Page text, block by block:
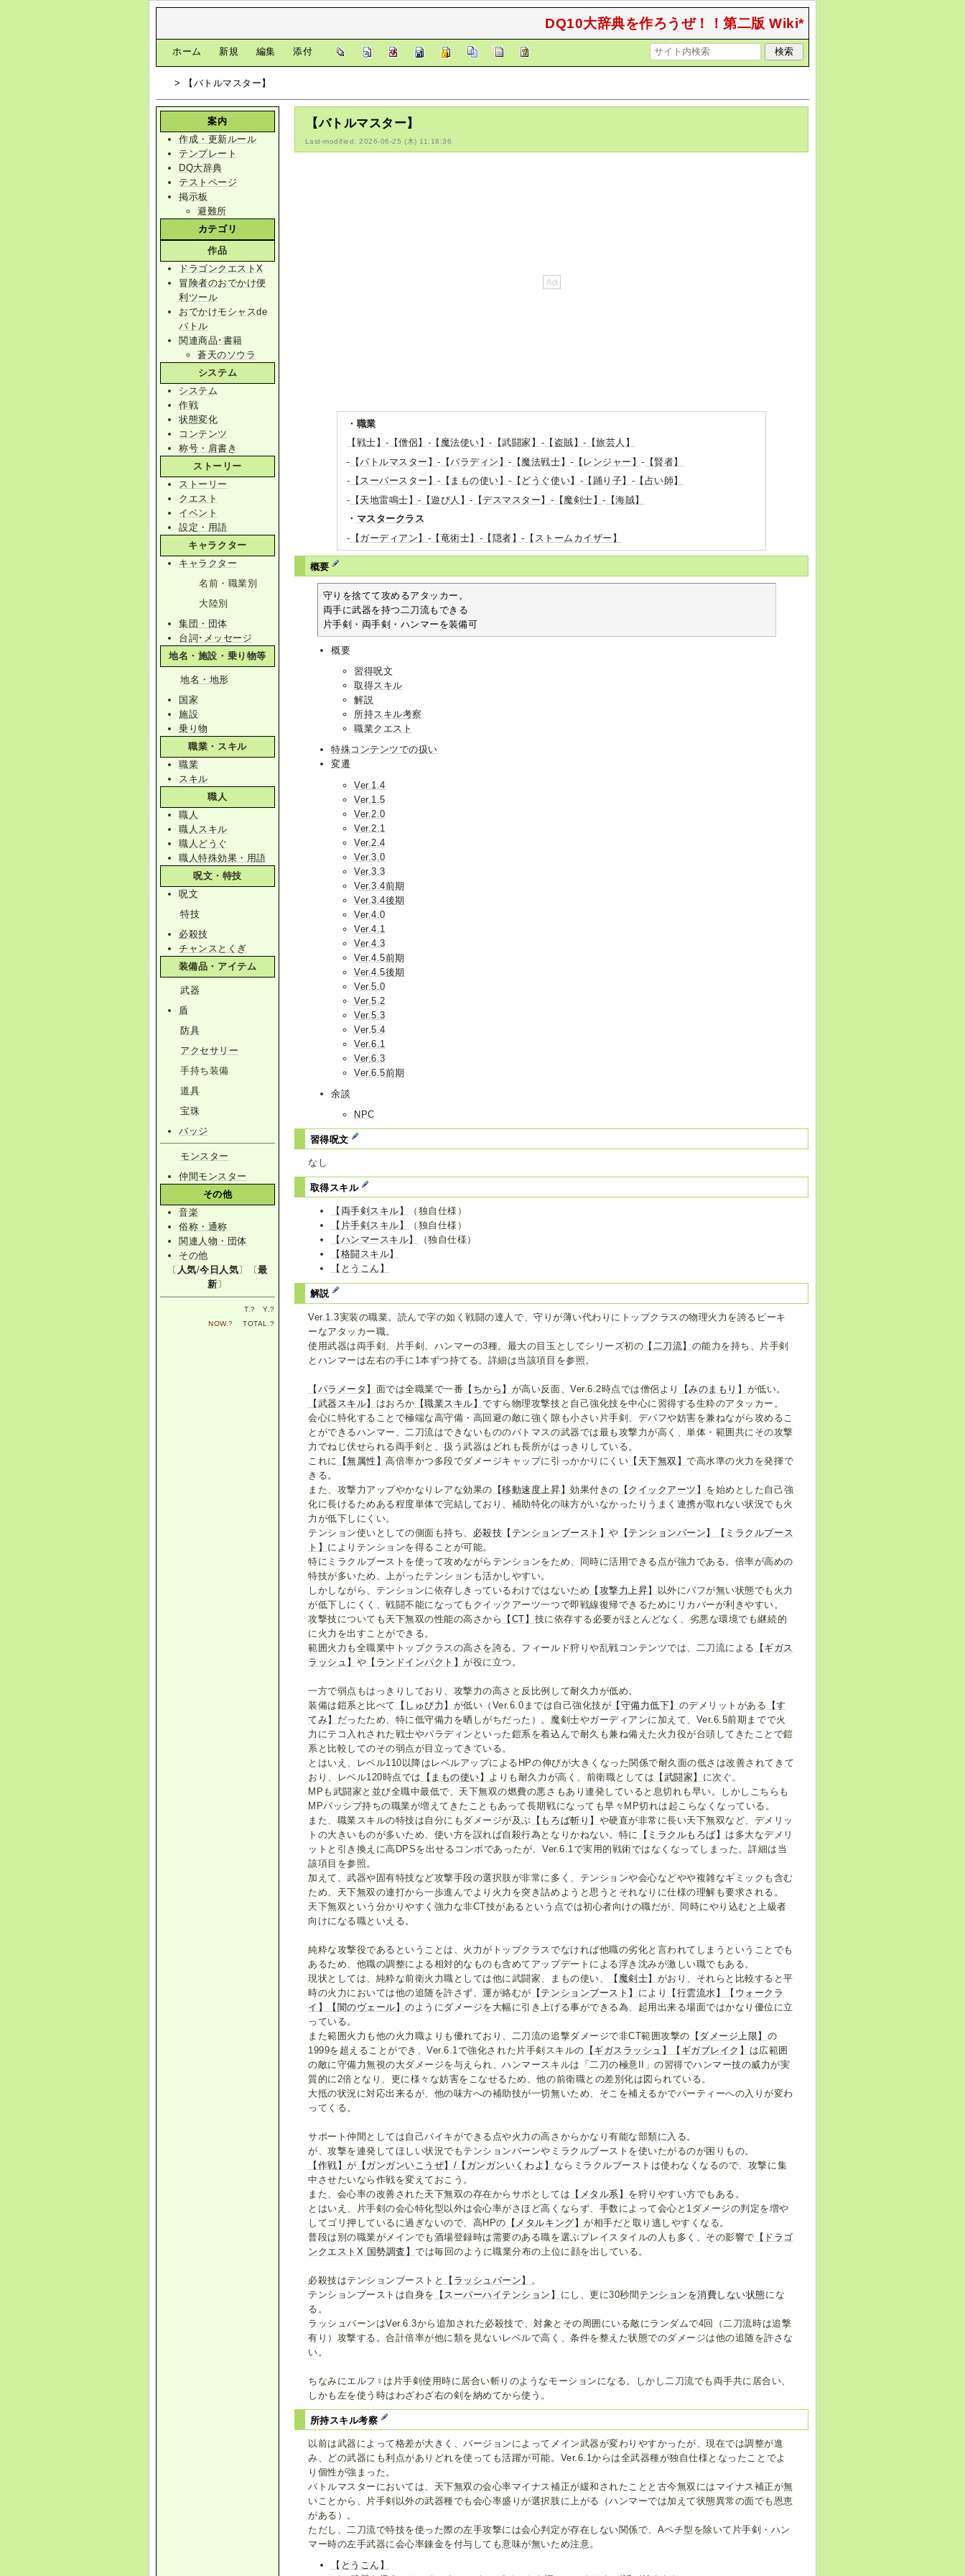
DQ10大辞典を作ろうぜ！！第二版 Wiki*
ホーム 新規 編集 添付
> 【バトルマスター】
【バトルマスター】
Last-modified: 2026-06-25 (木) 11:18:36
・ 職業
【戦士】- 【僧侶】 - 【魔法使い】- 【武闘家】 - 【盗賊】- 【旅芸人】
- 【バトルマスター】- 【パラディン】- 【魔法戦士】- 【レンジャー】- 【賢者】
- 【スーパースター】- 【まもの使い】- 【どうぐ使い】 - 【踊り子】 - 【占い師】
- 【天地雷鳴士】- 【遊び人】- 【デスマスター】- 【魔剣士】- 【海賊】
・ マスタークラス
- 【ガーディアン】 - 【竜術士】 - 【隠者】- 【ストームカイザー】
概要
守りを捨てて攻めるアタッカー。
両手に武器を持つ二刀流もできる
片手剣・両手剣・ハンマーを装備可
概要
習得呪文
取得スキル
解説
所持スキル考察
職業クエスト
特殊コンテンツでの扱い
変遷
Ver.1.4
Ver.1.5
Ver.2.0
Ver.2.1
Ver.2.4
Ver.3.0
Ver.3.3
Ver.3.4前期
Ver.3.4後期
Ver.4.0
Ver.4.1
Ver.4.3
Ver.4.5前期
Ver.4.5後期
Ver.5.0
Ver.5.2
Ver.5.3
Ver.5.4
Ver.6.1
Ver.6.3
Ver.6.5前期
余談
NPC
習得呪文
なし
取得スキル
【両手剣スキル】
（独自仕様）
【片手剣スキル】
（独自仕様）
【ハンマースキル】
（独自仕様）
【格闘スキル】
【とうこん】
解説
Ver.1.3実装の職業。読んで字の如く戦闘の達人で、守りが薄い代わりにトップクラスの物理火力を誇るピーキ
ーなアタッカー職。
使用武器は両手剣、片手剣、ハンマーの3種。最大の目玉としてシリーズ初の 【二刀流】 の能力を持ち、片手剣
とハンマーは左右の手に1本ずつ持てる。詳細は当該項目を参照。
【パラメータ】 面では全職業で一番 【ちから】 が高い反面、Ver.6.2時点では僧侶より 【みのまもり】 が低い。
【武器スキル】 はおろか 【職業スキル】ですら物理攻撃技と自己強化技を中心に習得する生粋のアタッカー。
会心に特化することで極端な高守備・高回避の敵に強く隙も小さい片手剣、デバフや妨害を兼ねながら攻めるこ
とができるハンマー、二刀流はできないもののバトマスの武器では最も攻撃力が高く、単体・範囲共にその攻撃
力でねじ伏せられる両手剣と、扱う武器はどれも長所がはっきりしている。
これに
【無属性】高倍率かつ多段でダメージキャップに引っかかりにくい 【天下無双】で高水準の火力を発揮で
きる。
また、攻撃力アップやかなりレアな効果の 【移動速度上昇】効果付きの 【クイックアーツ】 を始めとした自己強
化に長けるためある程度単体で完結しており、補助特化の味方がいなかったりうまく連携が取れない状況でも火
力が低下しにくい。
テンション使いとしての側面も持ち、 必殺技 【テンションブースト】や 【テンションバーン】
【ミラクルブース
ト】 によりテンションを得ることが可能。
特にミラクルブーストを使って攻めながらテンションをため、同時に活用できる点が強力である。倍率が高めの
特技が多いため、上がったテンションも活かしやすい。
しかしながら、テンションに依存しきっているわけではないため 【攻撃力上昇】
以外にバフが無い状態でも火力
が低下しにくく、戦闘不能になってもクイックアーツ一つで即戦線復帰できるためにリカバーが利きやすい。
攻撃技についても天下無双の性能の高さから
【CT】 技に依存する必要がほとんどなく、劣悪な環境でも継続的
に火力を出すことができる。
範囲火力も全職業中トップクラスの高さを誇る。フィールド狩りや乱戦コンテンツでは、二刀流による
【ギガス
ラッシュ】 や 【ランドインパクト】が役に立つ。
一方で弱点もはっきりしており、攻撃力の高さと反比例して耐久力が低め。
装備は鎧系と比べて
【しゅび力】 が低い（Ver.6.0までは自己強化技が 【守備力低下】 のデメリットがある
【す
てみ】 だったため、特に低守備力を晒しがちだった）。魔剣士やガーディアンに加えて、Ver.6.5前期までで火
力にテコ入れされた戦士やパラディンといった鎧系を着込んで耐久も兼ね備えた火力役が台頭してきたことで鎧
系と比較してのその弱点が目立ってきている。
とはいえ、レベル110以降はレベルアップによるHPの伸びが大きくなった関係で耐久面の低さは改善されてきて
おり、レベル120時点では
【まもの使い】 よりも耐久力が高く、前衛職としては 【武闘家】 に次ぐ。
MPも武闘家と並び全職中最低で、天下無双の燃費の悪さもあり連発していると息切れも早い。しかしこちらも
MPパッシブ持ちの職業が増えてきたこともあって長期戦になっても早々MP切れは起こらなくなっている。
また、職業スキルの特技は自分にもダメージが及ぶ 【もろば斬り】 や硬直が非常に長い天下無双など、デメリッ
トの大きいものが多いため、使い方を誤れば自殺行為となりかねない。特に
【ミラクルもろば】 は多大なデメリ
ットと引き換えに高DPSを出せるコンボであったが、Ver.6.1で実用的戦術ではなくなってしまった。詳細は当
該項目を参照。
加えて、武器や固有特技など攻撃手段の選択肢が非常に多く、テンションや会心などやや複雑なギミックも含む
ため、天下無双の連打から一歩進んでより火力を突き詰めようと思うとそれなりに仕様の理解も要求される。
天下無双という分かりやすく強力な非CT技があるという点では初心者向けの職だが、同時にやり込むと上級者
向けになる職といえる。
純粋な攻撃役であるということは、火力がトップクラスでなければ他職の劣化と言われてしまうということでも
あるため、他職の調整による相対的なものも含めてアップデートによる浮き沈みが激しい職でもある。
現状としては、純粋な前衛火力職としては他に武闘家、まもの使い、
【魔剣士】 がおり、それらと比較すると平
時の火力においては他の追随を許さず、運が絡むが 【テンションブースト】 により 【行雲流水】
【ウォークラ
イ】
【闇のヴェール】のようにダメージを大幅に引き上げる事ができる為、起用出来る場面ではかなり優位に立
っている。
また範囲火力も他の火力職よりも優れており、二刀流の追撃ダメージで非CT範囲攻撃の 【ダメージ上限】 の
1999を超えることができ、Ver.6.1で強化された片手剣スキルの 【ギガスラッシュ】 【ギガブレイク】 は広範囲
の敵に守備力無視の大ダメージを与えられ、ハンマースキルは「二刀の極意II」の習得でハンマー技の威力が実
質的に2倍となり、更に様々な妨害をこなせるため、他の前衛職との差別化は図られている。
大抵の状況に対応出来るが、他の味方への補助技が一切無いため、そこを補えるかでパーティーへの入りが変わ
ってくる。
サポート仲間としては自己バイキができる点や火力の高さからかなり有能な部類に入る。
が、攻撃を連発してほしい状況でもテンションバーンやミラクルブーストを使いたがるのが困りもの。
【作戦】が 【ガンガンいこうぜ】/【ガンガンいくわよ】 ならミラクルブーストは使わなくなるので、攻撃に集
中させたいなら作戦を変えておこう。
また、会心率の改善された天下無双の存在からサポとしては 【メタル系】 を狩りやすい方でもある。
とはいえ、片手剣の会心特化型以外は会心率がさほど高くならず、手数によって会心と1ダメージの判定を増や
してゴリ押しているに過ぎないので、高HPの 【メタルキング】が相手だと取り逃しやすくなる。
普段は別の職業がメインでも酒場登録時は需要のある職を選ぶプレイスタイルの人も多く、その影響で 【ドラゴ
ンクエストX 国勢調査】では毎回のように職業分布の上位に顔を出している。
必殺技はテンションブーストと 【ラッシュバーン】
。
テンションブーストは自身を
【スーパーハイテンション】 にし、更に30秒間 テンションを消費しない状態にな
る。
ラッシュバーンはVer.6.3から追加された必殺技で、対象とその周囲にいる敵にランダムで4回（二刀流時は追撃
有り）攻撃する。合計倍率が他に類を見ないレベルで高く、条件を整えた状態でのダメージは他の追随を許さな
い。
ちなみにエルフ♀は片手剣使用時に居合い斬りのようなモーションになる。しかし二刀流でも両手共に居合い、
しかも左を使う時はわざわざ右の剣を納めてから使う。
所持スキル考察
以前は武器によって格差が大きく、バージョンによってメイン武器が変わりやすかったが、現在では調整が進
み、どの武器にも利点がありどれを使っても活躍が可能。Ver.6.1からは全武器種が独自仕様となったことでよ
り個性が強まった。
バトルマスターにおいては、天下無双の会心率マイナス補正が緩和されたことと古今無双にはマイナス補正が無
いことから、片手剣以外の武器種でも会心率盛りが選択肢に上がる（ハンマーでは加えて状態異常の面でも恩恵
がある）。
ただし、二刀流で特技を使った際の左手攻撃には会心判定が存在しない関係で、Aペチ型を除いて片手剣・ハン
マー時の左手武器に会心率錬金を付与しても意味が無いため注意。
【とうこん】
案内
作成・更新ルール
テンプレート
DQ大辞典
テストページ
掲示板
避難所
カテゴリ
作品
ドラゴンクエストX
冒険者のおでかけ便
利ツール
おでかけモシャスde
バトル
関連商品･書籍
蒼天のソウラ
システム
システム
作戦
状態変化
コンテンツ
称号・肩書き
ストーリー
ストーリー
クエスト
イベント
設定・用語
キャラクター
キャラクター
名前・職業別
大陸別
集団・団体
台詞･メッセージ
地名・施設・乗り物等
地名・地形
国家
施設
乗り物
職業・スキル
職業
スキル
職人
職人
職人スキル
職人どうぐ
職人特殊効果・用語
呪文・特技
呪文
特技
必殺技
チャンスとくぎ
装備品・アイテム
武器
盾
防具
アクセサリー
手持ち装備
道具
宝珠
バッジ
モンスター
仲間モンスター
その他
音楽
俗称・通称
関連人物・団体
その他
〔 人気/今日人気〕〔最
新 〕
T.? Y.?
NOW.? TOTAL.?